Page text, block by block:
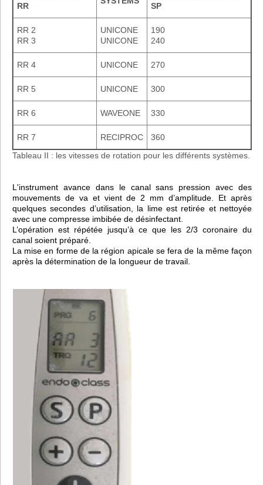
RR
SP
RR 2
RR 3
UNICONE
UNICONE
190
240
RR 4 UNICONE 270
RR 5 UNICONE 300
RR 6 WAVEONE 330
RR 7 RECIPROC
360
Tableau II : les vitesses de rotation pour les différents systèmes.
L'instrument avance dans le canal sans pression avec des
mouvements de va et vient de 2 mm d’amplitude. Et après
quelques secondes d’utilisation, la lime est retirée et nettoyée
avec une compresse imbibée de désinfectant.
L’opération est répétée jusqu’à ce que les 2/3 coronaire du
canal soient préparé.
La mise en forme de la région apicale se fera de la même façon
après la détermination de la longueur de travail.